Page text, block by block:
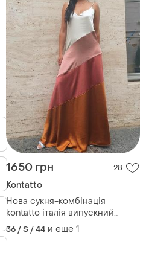
1650 грн 28
Kontatto
Нова сукня-комбінація
kontatto італія випускний
выпускной
36 / S / 44 и еще 1